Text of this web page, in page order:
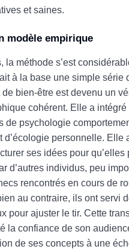
et saines.
modèle empirique
la méthode s’est
à la base une simple série
bien-être est devenu un
cohérent. Elle a intégré
de psychologie
d’écologie personnelle. Elle
ses idées pour qu’elles
d’autres individus, peu
rencontrés en cours de
au contraire, ils ont servi
pour ajuster le tir. Cette
la confiance de son
de ses concepts à une